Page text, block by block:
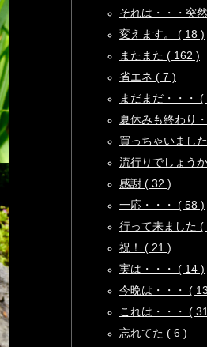
それは・・・突
変えます。 ( 18 )
またまた ( 162 )
省エネ ( 7 )
まだまだ・・・ (
夏休みも終わり
買っちゃいまし
流行りでしょう
感謝 ( 32 )
一応・・・ ( 58 )
行って来ました (
祝！ ( 21 )
実は・・・ ( 14 )
今晩は・・・ (
これは・・・ (
忘れてた ( 6 )